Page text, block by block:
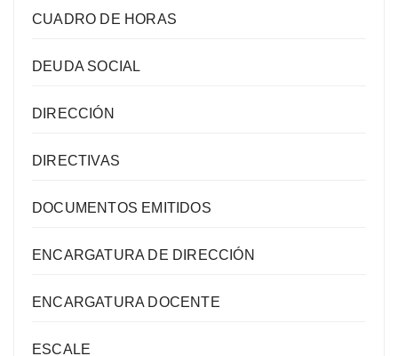
CUADRO DE HORAS
DEUDA SOCIAL
DIRECCIÓN
DIRECTIVAS
DOCUMENTOS EMITIDOS
ENCARGATURA DE DIRECCIÓN
ENCARGATURA DOCENTE
ESCALE